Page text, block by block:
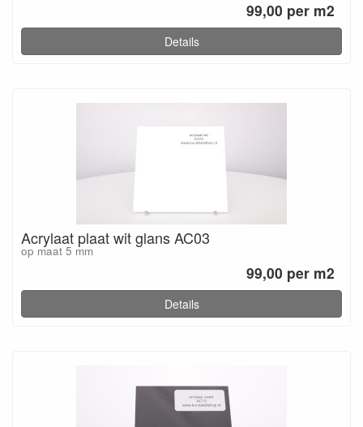
99,00 per m2
Details
Acrylaat plaat wit glans AC03
op maat 5 mm
99,00 per m2
Details